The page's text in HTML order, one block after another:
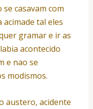
casavam com
acimade tal eles
gramar e ir as
acontecido
e nao se
modismos.
austero, acidente